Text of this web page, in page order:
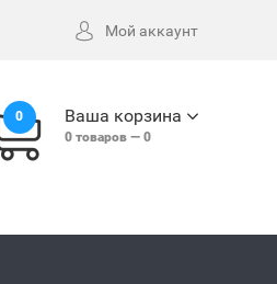
Мой аккаунт
0 Ваша корзина
0 товаров — 0